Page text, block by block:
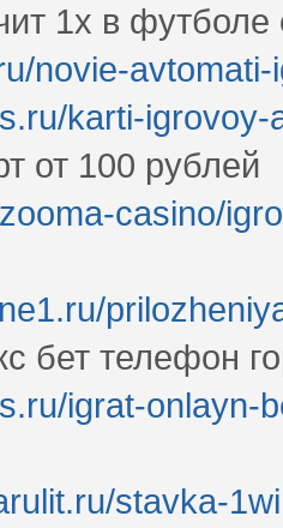
1х в футболе
novie-
karti-
от 100 рублей
casino/
бет телефон
igrat-onlayn-
stavka-